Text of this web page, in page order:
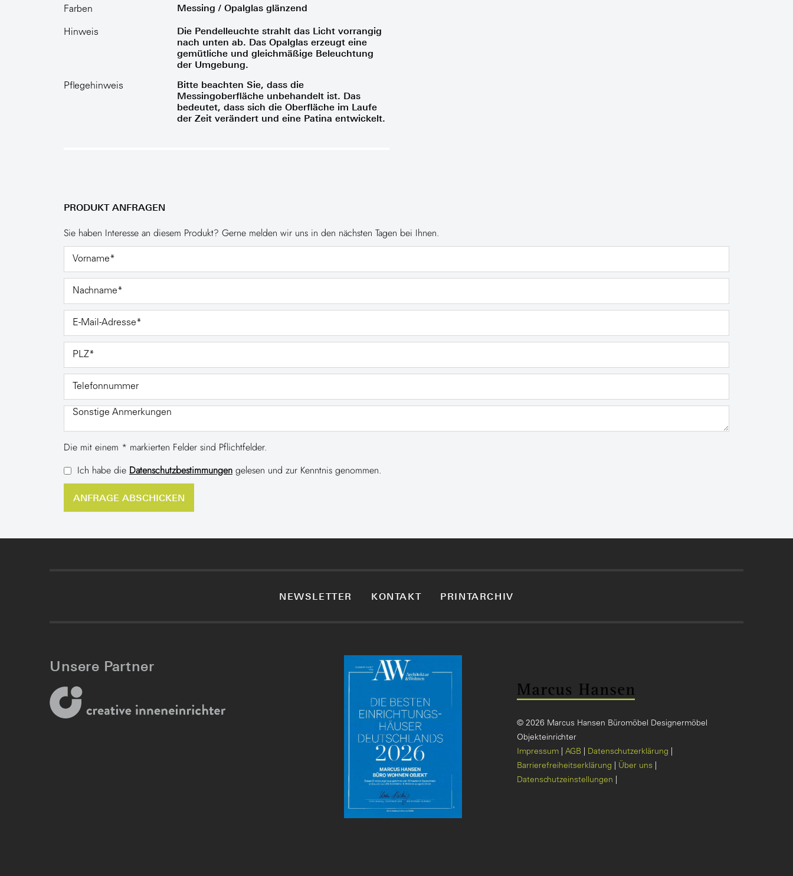
Farben Messing / Opalglas glänzend
Hinweis
Die Pendelleuchte strahlt das Licht vorrangig
nach unten ab. Das Opalglas erzeugt eine
gemütliche und gleichmäßige Beleuchtung
der Umgebung.
Pflegehinweis
Bitte beachten Sie, dass die
Messingoberfläche unbehandelt ist. Das
bedeutet, dass sich die Oberfläche im Laufe
der Zeit verändert und eine Patina entwickelt.
PRODUKT ANFRAGEN
Sie haben Interesse an diesem Produkt? Gerne melden wir uns in den nächsten Tagen bei Ihnen.
Die mit einem * markierten Felder sind Pflichtfelder.
Ich habe die Datenschutzbestimmungen gelesen und zur Kenntnis genommen.
NEWSLETTER KONTAKT PRINTARCHIV
Unsere Partner
© 2026 Marcus Hansen Büromöbel Designermöbel
Objekteinrichter
Impressum
AGB
Datenschutzerklärung
Barrierefreiheitserklärung
Über uns
Datenschutzeinstellungen